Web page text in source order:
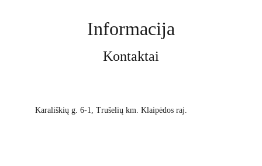
Kontaktai
Karališkių g. 6-1, Trušelių km. Klaipėdos raj.
Informacija